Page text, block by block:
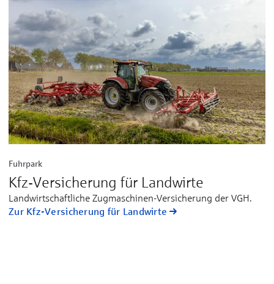
Fuhrpark
Kfz-Versicherung für Landwirte
Landwirtschaftliche Zugmaschinen-Versicherung der VGH.
Zur Kfz-Versicherung für Landwirte